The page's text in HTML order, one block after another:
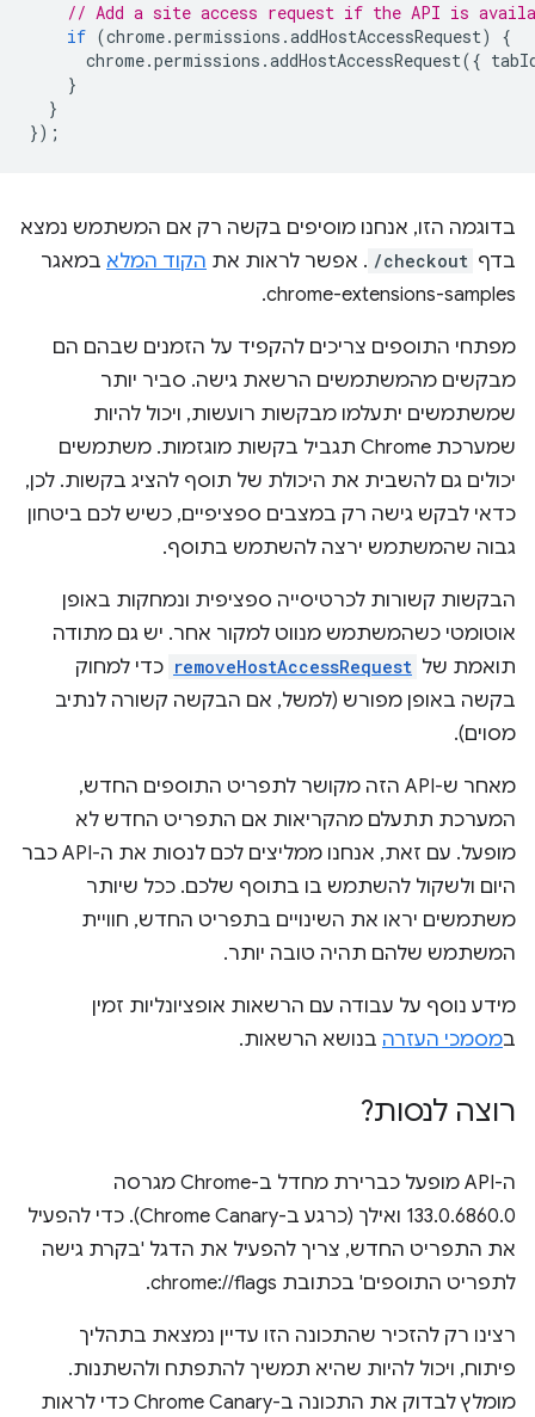
// Add a site access request if the API is
if (chrome.permissions .addHostAccessRequest)
{
chrome.permissions .addHostAccessRequest({
}
}
});
בדוגמה הזו, אנחנו מוסיפים בקשה רק אם המשתמש נמצא
בדף /checkout . אפשר לראות את הקוד המלא במאגר
chrome-extensions-samples.
מפתחי התוספים צריכים להקפיד על הזמנים שבהם הם
מבקשים מהמשתמשים הרשאת גישה. סביר יותר
שמשתמשים יתעלמו מבקשות רועשות, ויכול להיות
שמערכת Chrome תגביל בקשות מוגזמות. משתמשים
יכולים גם להשבית את היכולת של תוסף להציג בקשות. לכן,
כדאי לבקש גישה רק במצבים ספציפיים, כשיש לכם ביטחון
גבוה שהמשתמש ירצה להשתמש בתוסף.
הבקשות קשורות לכרטיסייה ספציפית ונמחקות באופן
אוטומטי כשהמשתמש מנווט למקור אחר. יש גם מתודה
תואמת של removeHostAccessRequest כדי למחוק
בקשה באופן מפורש (למשל, אם הבקשה קשורה לנתיב
מסוים).
מאחר ש-API הזה מקושר לתפריט התוספים החדש,
המערכת תתעלם מהקריאות אם התפריט החדש לא
מופעל. עם זאת, אנחנו ממליצים לכם לנסות את ה-API כבר
היום ולשקול להשתמש בו בתוסף שלכם. ככל שיותר
משתמשים יראו את השינויים בתפריט החדש, חוויית
המשתמש שלהם תהיה טובה יותר.
מידע נוסף על עבודה עם הרשאות אופציונליות זמין
במסמכי העזרה בנושא הרשאות.
רוצה לנסות?
ה-API מופעל כברירת מחדל ב-Chrome מגרסה
133.0.6860.0 ואילך (כרגע ב-Chrome Canary). כדי להפעיל
את התפריט החדש, צריך להפעיל את הדגל 'בקרת גישה
לתפריט התוספים' בכתובת chrome://flags.
רצינו רק להזכיר שהתכונה הזו עדיין נמצאת בתהליך
פיתוח, ויכול להיות שהיא תמשיך להתפתח ולהשתנות.
מומלץ לבדוק את התכונה ב-Chrome Canary כדי לראות